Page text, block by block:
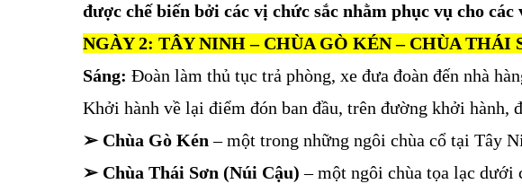
được chế biến bởi các vị chức sắc nhằm phục vụ cho
NGÀY 2: TÂY NINH – CHÙA GÒ KÉN – CHÙA THÁI
Sáng: Đoàn làm thủ tục trả phòng, xe đưa đoàn đến nhà
Khởi hành về lại điểm đón ban đầu, trên đường khởi hành,
➢ Chùa Gò Kén – một trong những ngôi chùa cổ tại Tây
➢ Chùa Thái Sơn (Núi Cậu) – một ngôi chùa tọa lạc dưới